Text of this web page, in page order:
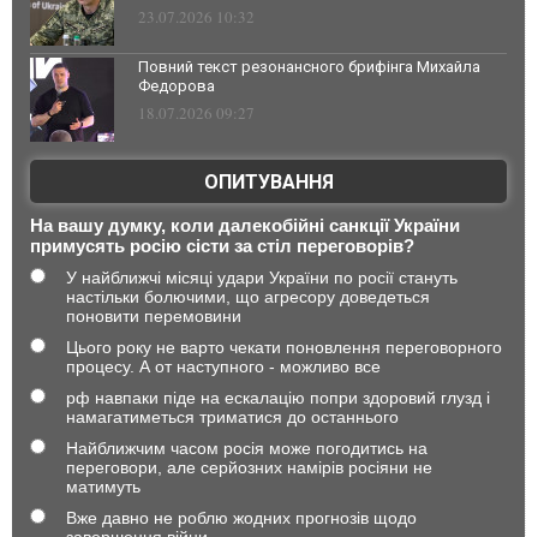
23.07.2026 10:32
Повний текст резонансного брифінга Михайла
Федорова
18.07.2026 09:27
ОПИТУВАННЯ
На вашу думку, коли далекобійні санкції України
примусять росію сісти за стіл переговорів?
У найближчі місяці удари України по росії стануть
настільки болючими, що агресору доведеться
поновити перемовини
Цього року не варто чекати поновлення переговорного
процесу. А от наступного - можливо все
рф навпаки піде на ескалацію попри здоровий глузд і
намагатиметься триматися до останнього
Найближчим часом росія може погодитись на
переговори, але серйозних намірів росіяни не
матимуть
Вже давно не роблю жодних прогнозів щодо